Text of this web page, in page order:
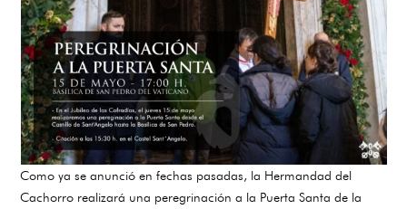
Como ya se anunció en fechas pasadas, la Hermandad del
Cachorro realizará una peregrinación a la Puerta Santa de la